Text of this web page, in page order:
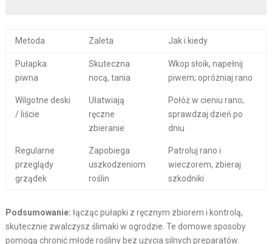
Metoda Zaleta Jak i kiedy
Pułapka
piwna
Skuteczna
nocą, tania
Wkop słoik, napełnij
piwem; opróżniaj rano
Wilgotne deski
/ liście
Ułatwiają
ręczne
zbieranie
Połóż w cieniu rano;
sprawdzaj dzień po
dniu
Regularne
przeglądy
grządek
Zapobiega
uszkodzeniom
roślin
Patroluj rano i
wieczorem, zbieraj
szkodniki
Podsumowanie: łącząc pułapki z ręcznym zbiorem i kontrolą,
skutecznie zwalczysz ślimaki w ogrodzie. Te domowe sposoby
pomogą chronić młode rośliny bez użycia silnych preparatów.